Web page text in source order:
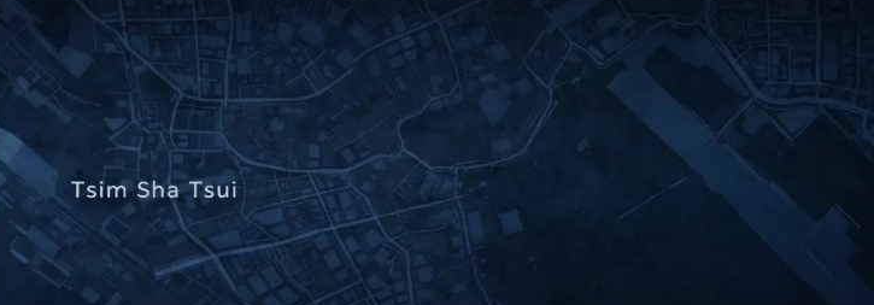
Palatial Crest Collection
雙重堅固承托，帶給你尊貴的護脊睡眠
Premium Collection
完美平衡舒適與承托，滿足各種需要。
Prestige Collection
床褥保護墊及被鋪
天然物料 質感舒適